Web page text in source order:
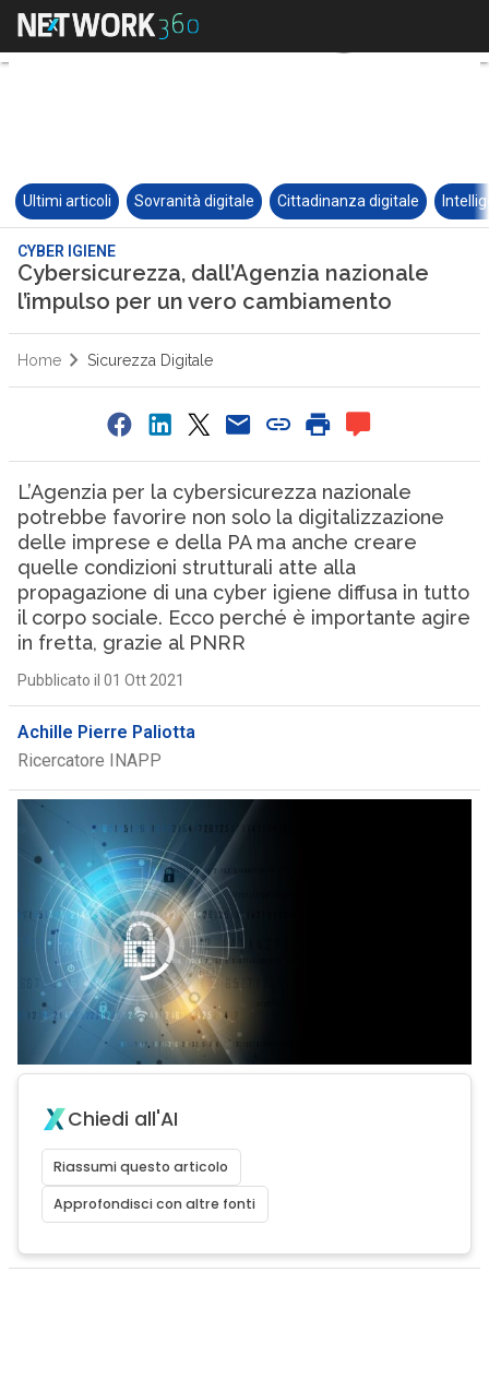
Ultimi articoli Sovranità digitale Cittadinanza digitale
CYBER IGIENE
Cybersicurezza, dall’Agenzia nazionale
l’impulso per un vero cambiamento
Home Sicurezza Digitale
L’Agenzia per la cybersicurezza nazionale
potrebbe favorire non solo la digitalizzazione
delle imprese e della PA ma anche creare
quelle condizioni strutturali atte alla
propagazione di una cyber igiene diffusa in tutto
il corpo sociale. Ecco perché è importante agire
in fretta, grazie al PNRR
Pubblicato il 01 Ott 2021
Achille Pierre Paliotta
Ricercatore INAPP
Chiedi all'AI
Riassumi questo articolo
Approfondisci con altre fonti